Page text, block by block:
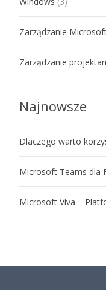
Zarządzanie
Zarządzanie
Najnowsze
Dlaczego warto
Microsoft Teams dla
Microsoft Viva –